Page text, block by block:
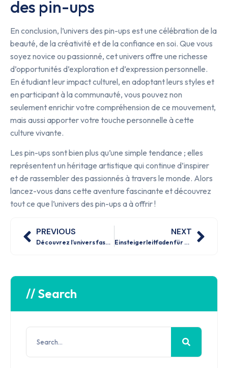
des pin-ups
En conclusion, l’univers des pin-ups est une célébration de la
beauté, de la créativité et de la confiance en soi. Que vous
soyez novice ou passionné, cet univers offre une richesse
d’opportunités d’exploration et d’expression personnelle.
En étudiant leur impact culturel, en adoptant leurs styles et
en participant à la communauté, vous pouvez non
seulement enrichir votre compréhension de ce mouvement,
mais aussi apporter votre touche personnelle à cette
culture vivante.
Les pin-ups sont bien plus qu’une simple tendance ; elles
représentent un héritage artistique qui continue d’inspirer
et de rassembler des passionnés à travers le monde. Alors
lancez-vous dans cette aventure fascinante et découvrez
tout ce que l’univers des pin-ups a à offrir !
PREVIOUS
Découvrez l’univers fascinant des pin-up : guide ultime pour les passionnés
NEXT
Einsteigerleitfaden für erfolgreiches Glücksspiel
// Search